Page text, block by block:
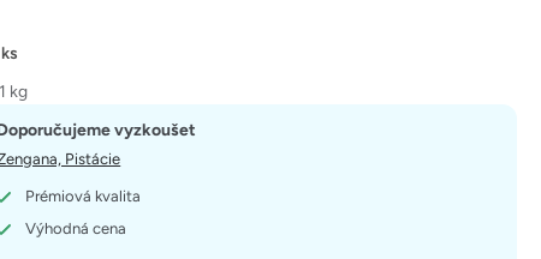
kg
vyzkoušet
Pistácie
Prémiová kvalita
Výhodná cena